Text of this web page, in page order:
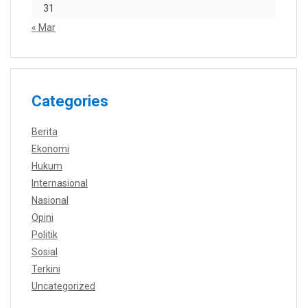
31
« Mar
Categories
Berita
Ekonomi
Hukum
Internasional
Nasional
Opini
Politik
Sosial
Terkini
Uncategorized